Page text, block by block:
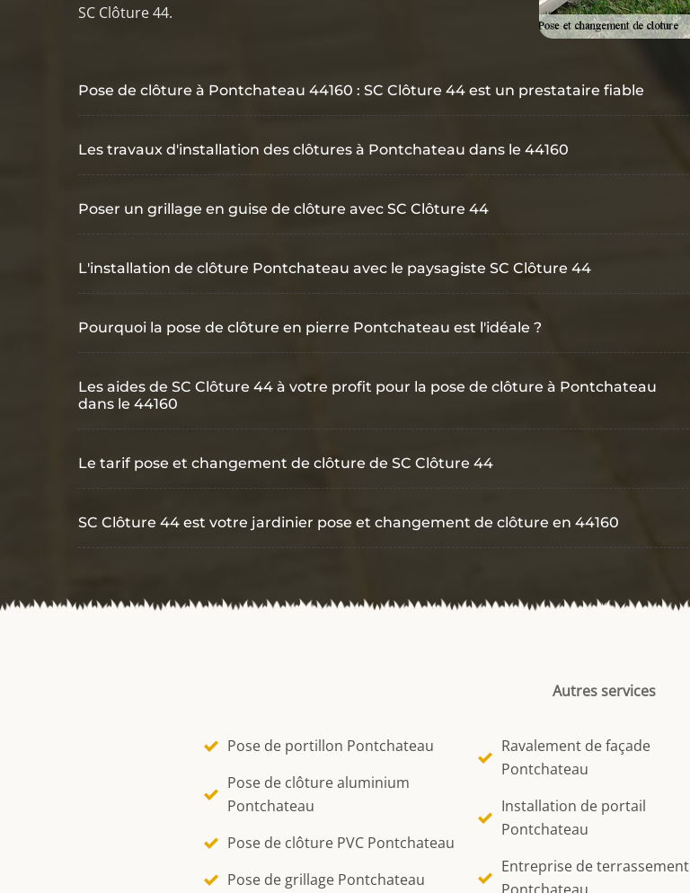
SC Clôture 44.
Pose de clôture à Pontchateau 44160 : SC Clôture 44 est un prestataire fiable
Les travaux d'installation des clôtures à Pontchateau dans le 44160
Poser un grillage en guise de clôture avec SC Clôture 44
L'installation de clôture Pontchateau avec le paysagiste SC Clôture 44
Pourquoi la pose de clôture en pierre Pontchateau est l'idéale ?
Les aides de SC Clôture 44 à votre profit pour la pose de clôture à Pontchateau
dans le 44160
Le tarif pose et changement de clôture de SC Clôture 44
SC Clôture 44 est votre jardinier pose et changement de clôture en 44160
Autres services
Pose de portillon Pontchateau
Pose de clôture aluminium
Pontchateau
Pose de clôture PVC Pontchateau
Pose de grillage Pontchateau
Ravalement de façade
Pontchateau
Installation de portail
Pontchateau
Entreprise de terrassement